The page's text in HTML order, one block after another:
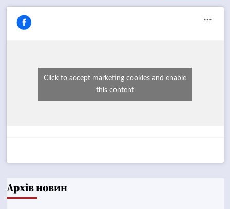
Click to accept marketing cookies and enable
this content
Архів новин